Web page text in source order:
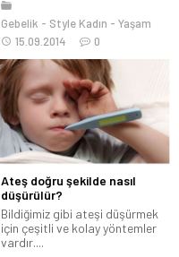
Gebelik Style Kadın
Yaşam
15.09.2014
0
Ateş doğru şekilde nasıl
düşürülür?
Bildiğimiz gibi ateşi düşürmek
için çeşitli ve kolay yöntemler
vardır....